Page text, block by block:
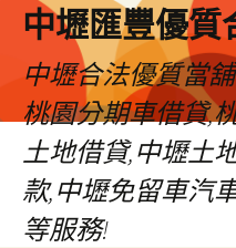
中壢匯豐優質
中壢合法優質當
桃園分期車借貸,
土地借貸,中壢土
款,中壢免留車汽
等服務!